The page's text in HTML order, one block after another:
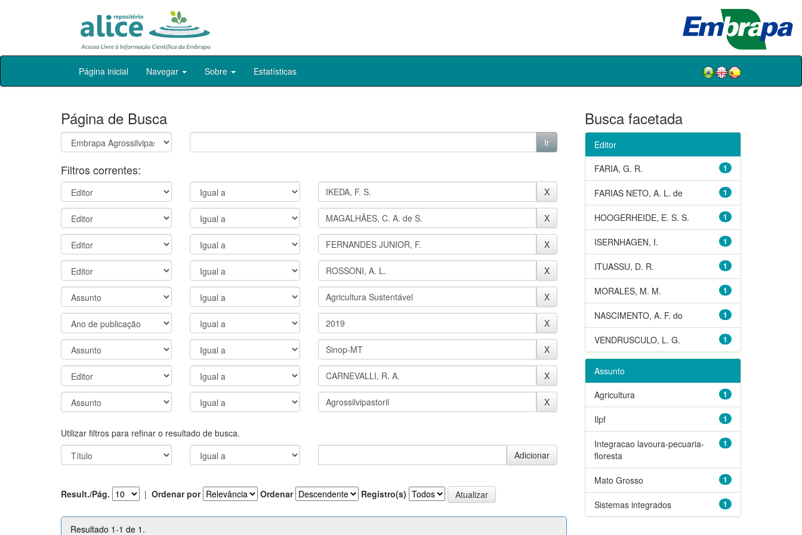
Skip
Página inicial Navegar Sobre Estatísticas
Página de Busca
Filtros correntes:
Utilizar filtros para refinar o resultado de busca.
Result./Pág. | Ordenar por Ordenar Registro(s)
Resultado 1-1 de 1.
Busca facetada
Editor
1
FARIA, G. R.
1
FARIAS NETO, A. L. de
1
HOOGERHEIDE, E. S. S.
1
ISERNHAGEN, I.
1
ITUASSU, D. R.
1
MORALES, M. M.
1
NASCIMENTO, A. F. do
1
VENDRUSCULO, L. G.
Assunto
1
Agricultura
1
Ilpf
1
Integracao lavoura-pecuaria-
floresta
1
Mato Grosso
1
Sistemas integrados